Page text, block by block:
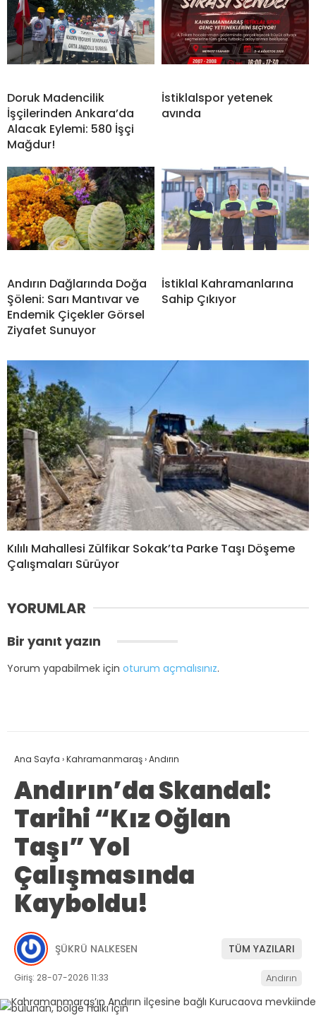
Doruk Madencilik
İşçilerinden Ankara’da
Alacak Eylemi: 580 İşçi
Mağdur!
İstiklalspor yetenek
avında
Andırın Dağlarında Doğa
Şöleni: Sarı Mantıvar ve
Endemik Çiçekler Görsel
Ziyafet Sunuyor
İstiklal Kahramanlarına
Sahip Çıkıyor
Kılılı Mahallesi Zülfikar Sokak’ta Parke Taşı Döşeme
Çalışmaları Sürüyor
YORUMLAR
Bir yanıt yazın
Yorum yapabilmek için oturum açmalısınız.
Ana Sayfa ›Kahramanmaraş›Andırın
Andırın’da Skandal:
Tarihi “Kız Oğlan
Taşı” Yol
Çalışmasında
Kayboldu!
ŞÜKRÜ NALKESEN TÜM YAZILARI
Giriş: 28-07-2026 11:33 Andırın